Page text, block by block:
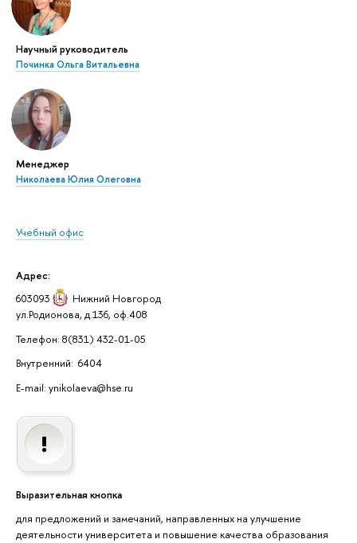
Научный руководитель
Починка Ольга Витальевна
Менеджер
Николаева Юлия Олеговна
Учебный офис
Адрес:
603093
Нижний Новгород
ул.Родионова, д.136, оф.408
Телефон: 8(831) 432-01-05
Внутренний: 6404
E-mail: ynikolaeva@hse.ru
Выразительная кнопка
для предложений и замечаний, направленных на улучшение
деятельности университета и повышение качества образования